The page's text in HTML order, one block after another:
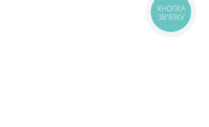
КНОПКА
ЗВ'ЯЗКУ